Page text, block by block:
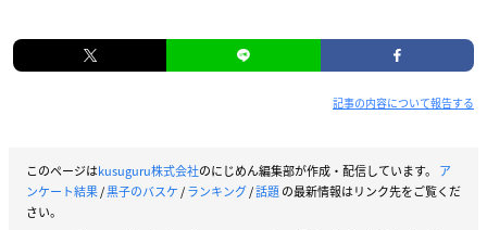
記事の内容について報告する
このページはkusuguru株式会社のにじめん編集部が作成・配信しています。 ア
ンケート結果/黒子のバスケ/ランキング/話題の最新情報はリンク先をご覧くだ
さい。